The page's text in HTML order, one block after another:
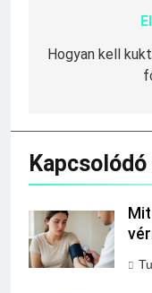
Bejegyzés
navigáció
Hogyan kell